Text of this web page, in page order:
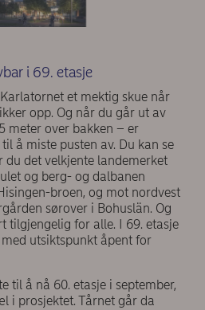
i 69. etasje
et mektig skue når
opp. Og når du går ut av
meter over bakken – er
å miste pusten av. Du kan se
du det velkjente landemerket
og berg- og dalbanen
broen, og mot nordvest
sørover i Bohuslän. Og
tilgjengelig for alle. I 69. etasje
utsiktspunkt åpent for
til å nå 60. etasje i september,
i prosjektet. Tårnet går da